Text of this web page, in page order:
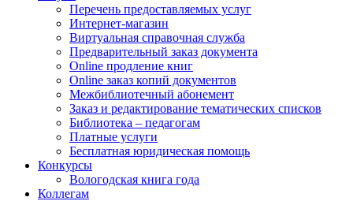
Перечень предоставляемых услуг
Интернет-магазин
Виртуальная справочная служба
Предварительный заказ документа
Online продление книг
Online заказ копий документов
Межбиблиотечный абонемент
Заказ и редактирование тематических списков
Библиотека – педагогам
Платные услуги
Бесплатная юридическая помощь
Конкурсы
Вологодская книга года
Коллегам